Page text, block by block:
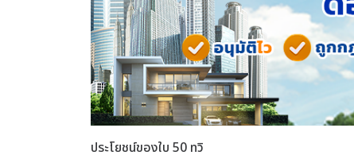
ประโยชน์ของใบ 50 ทวิ